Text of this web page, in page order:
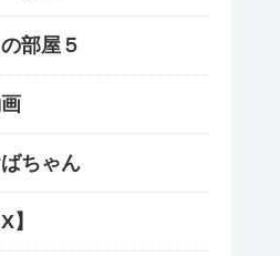
部屋５
ちゃん
】